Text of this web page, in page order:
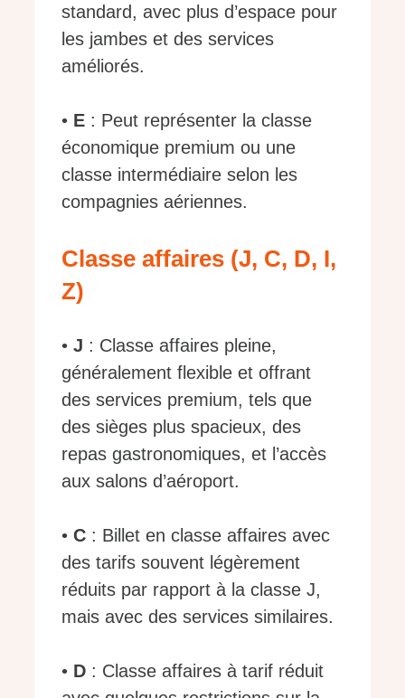
standard, avec plus d’espace pour
les jambes et des services
améliorés.
• E : Peut représenter la classe
économique premium ou une
classe intermédiaire selon les
compagnies aériennes.
Classe affaires (J, C, D, I,
Z)
• J : Classe affaires pleine,
généralement flexible et offrant
des services premium, tels que
des sièges plus spacieux, des
repas gastronomiques, et l’accès
aux salons d’aéroport.
• C : Billet en classe affaires avec
des tarifs souvent légèrement
réduits par rapport à la classe J,
mais avec des services similaires.
• D : Classe affaires à tarif réduit